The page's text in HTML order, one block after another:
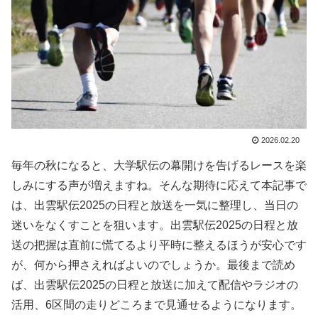
2026.02.20
毎年の秋になると、大学駅伝の幕開けを告げるレースを楽
しみにする声が増えますね。そんな期待に応えて本記事で
は、出雲駅伝2025の日程と放送を一気に整理し、当日の
迷いをなくすことを狙います。出雲駅伝2025の日程と放
送の把握は直前に慌てるより平時に整えるほうが安心です
が、何から押さえればよいのでしょうか。最後まで読め
ば、出雲駅伝2025の日程と放送に加えて配信やラジオの
活用、6区間の走りどころまで見通せるようになります。